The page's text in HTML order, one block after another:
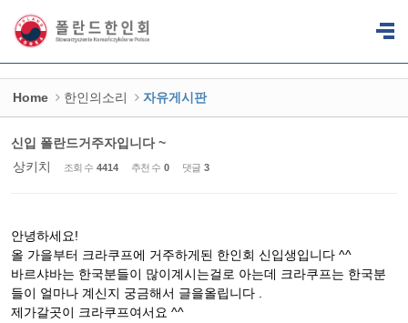
Home 한인의소리 자유게시판
신입 폴란드거주자입니다 ~
상키치
조회 수 4414 추천 수 0 댓글 3
안녕하세요!
올 가을부터 크라쿠프에 거주하게된 한인회 신입생입니다 ^^
바르샤바는 한국분들이 많이계시는걸로 아는데 크라쿠프는 한국분
들이 얼마나 계신지 궁금해서 글을올립니다 .
제가갈곳이 크라쿠프여서요 ^^